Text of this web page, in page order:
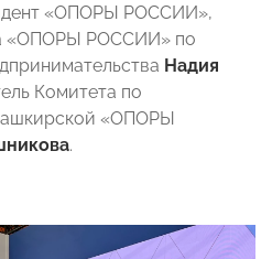
«ОПОРЫ РОССИИ»,
«ОПОРЫ РОССИИ» по
Надия
Комитета по
«ОПОРЫ
.